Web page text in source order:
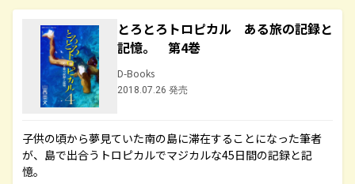
とろとろトロピカル ある旅の記録と
記憶。 第4巻
D-Books
2018.07.26 発売
子供の頃から夢見ていた南の島に滞在することになった筆者
が、島で出合うトロピカルでマジカルな45日間の記録と記
憶。